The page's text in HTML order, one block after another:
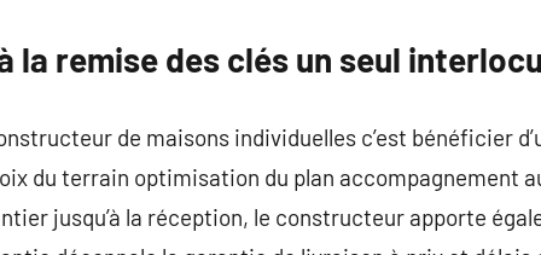
la remise des clés un seul
de maisons individuelles c’est bénéficier
du terrain optimisation du plan accompagnement
jusqu’à la réception, le constructeur apporte